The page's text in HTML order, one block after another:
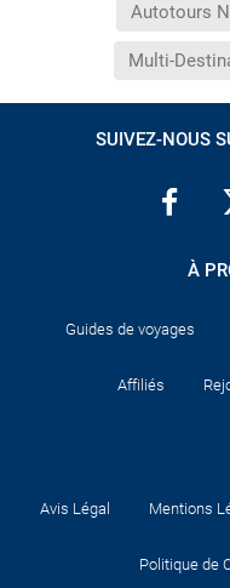
Autotours
Multi-
SUIVEZ-NOUS
À
Guides de voyages
Affiliés
Avis Légal Mentions
Politique de